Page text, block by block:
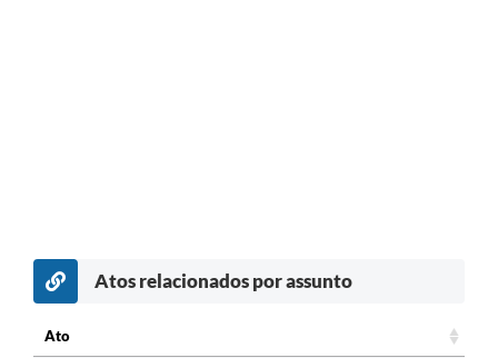
Atos relacionados por assunto
Ato